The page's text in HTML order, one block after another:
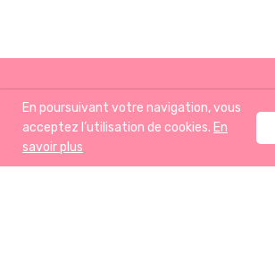
ACCUEIL RECETTES J’AIME AUSSI
En poursuivant votre navigation, vous
acceptez l’utilisation de cookies. En
savoir plus